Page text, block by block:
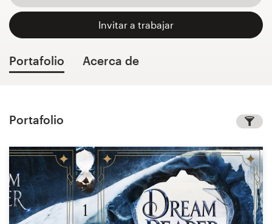
Invitar a trabajar
Portafolio Acerca de
Portafolio
diseño
Concursos de diseño
Proyectos 1-1
Encontrar un diseñador